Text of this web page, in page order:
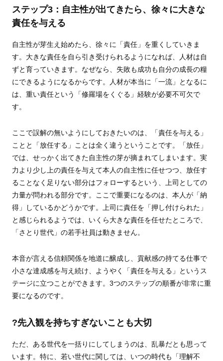
ステップ3：自主性が出てきたら、徐々に大きな
責任を与える
自主性が芽生え始めたら、徐々に「責任」を重くしていきま
す。大きな責任を自ら引き受けられるようになれば、人材は自
ずと育っていきます。なぜなら、失敗も成功も自分の成長の糧
にできるようになるからです。人材が本当に「一流」となるに
は、重い責任という「修羅場をくぐる」経験が必要不可欠で
す。
ここで誤解の無いようにしておきたいのは、「責任を与える」
ことと「放任する」ことは全く違うということです。「放任」
では、せっかく出てきた自主性の芽が摘まれてしまいます。実
力より少し上の責任を与えて本人の自主性に任せつつ、放任す
ることなく足りない部分はフォローするという、上司としての
力量が問われる部分です。ここで重要になるのは、本人が「納
得」しているかどうかです。上司に責任を「押し付けられた」
と感じられるようでは、いくら大きな責任を任せたところで、
「さとり世代」の若手社員は動きません。
本音が言える信頼関係を地道に醸成し、貢献感の持てる仕事で
小さな達成感を与え続け、ようやく「責任を与える」というス
テージに立つことができます。3つのステップの順番が非常に重
要になるのです。
?先入観を持ちすぎないことも大切
ただ、ある世代を一括りにしてしまうのは、乱暴だとも思って
います。特に、若い世代に関しては、いつの時代も「理解不